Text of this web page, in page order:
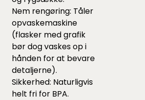
Nem rengøring: Tåler
opvaskemaskine
(flasker med grafik
bør dog vaskes op i
hånden for at bevare
detaljerne).
Sikkerhed: Naturligvis
helt fri for BPA.